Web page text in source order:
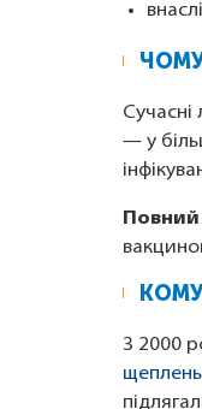
Сучасні
— у
Повний
З 2000
щеплень